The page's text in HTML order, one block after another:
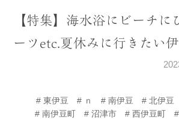
東伊豆
北伊豆
【特集】海水浴にビーチに
ーツetc.夏休みに行きたい
東伊豆
ｎ 南伊豆 北伊豆
南伊豆町
沼津市 西伊豆町